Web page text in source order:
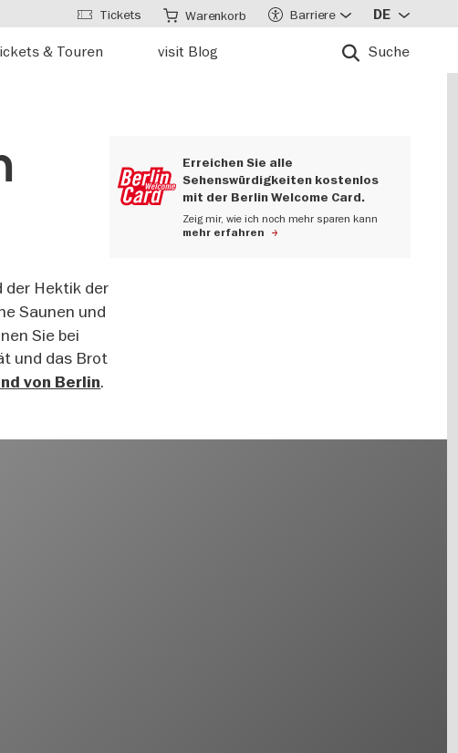
& Touren visit Blog Suche
Tickets Warenkorb Barriere DE
Erreichen Sie alle
Sehenswürdigkeiten kostenlos
mit der Berlin Welcome Card.
Zeig mir, wie ich noch mehr sparen kann
mehr erfahren
der Hektik der
Saunen und
Sie bei
und das Brot
von Berlin.